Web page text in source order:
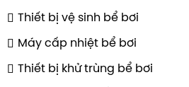
Thiết bị vệ sinh bể bơi
Máy cấp nhiệt bể bơi
Thiết bị khử trùng bể bơi